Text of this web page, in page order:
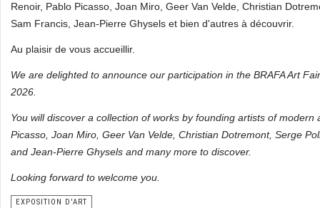
Renoir, Pablo Picasso, Joan Miro, Geer Van Velde, Christian
Sam Francis, Jean-Pierre Ghysels et bien d'autres à découvrir.
Au plaisir de vous accueillir.
We are delighted to announce our participation in the BRAFA Art
2026.
You will discover a collection of works by founding artists of
Picasso, Joan Miro, Geer Van Velde, Christian Dotremont, Serge
and Jean-Pierre Ghysels and many more to discover.
Looking forward to welcome you.
EXPOSITION D'ART